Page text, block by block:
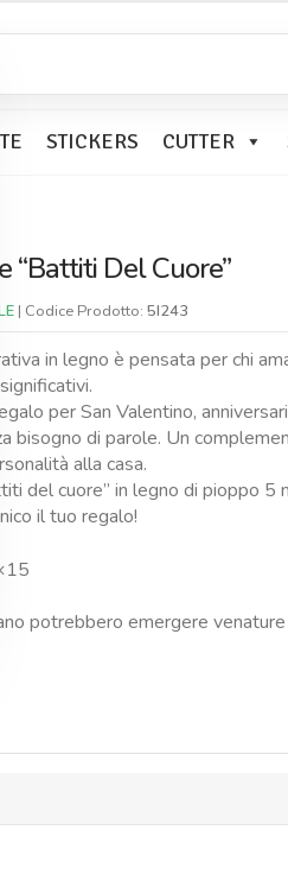
STICKERS CUTTER
“Battiti Del Cuore”
| Codice Prodotto: 5I243
in legno è pensata per chi
per San Valentino,
bisogno di parole. Un
alla casa.
del cuore” in legno di pioppo 5
il tuo regalo!
potrebbero emergere